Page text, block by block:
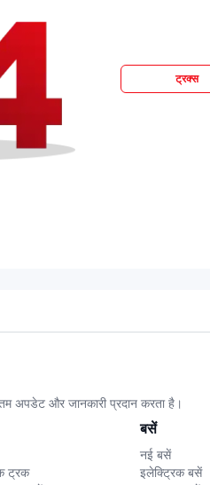
ट्रक्स
अपडेट और जानकारी प्रदान करता है।
ट्रक
बसें
नई बसें
इलेक्ट्रिक बसें